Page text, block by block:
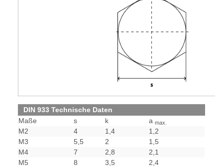
DIN 933 Technische Daten
Maße
s k a max.
M2 4 1,4
1,2
M3
5,5 2
1,5
M4
7 2,8
2,1
M5
8 3,5
2,4